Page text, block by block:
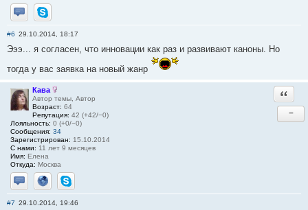
Отправить личное сообщение
Skype
#6 29.10.2014, 18:17
Эээ... я согласен, что инновации как раз и развивают каноны. Но
тогда у вас заявка на новый жанр
Кава
Автор темы, Автор
Возраст: 64
Репутация: 42 (+42/−0)
Лояльность: 0 (+0/−0)
Сообщения: 34
Зарегистрирован: 15.10.2014
С нами: 11 лет 9 месяцев
Имя: Елена
Откуда: Москва
Отправить личное сообщение
СайтSkype
−
#7 29.10.2014, 19:46